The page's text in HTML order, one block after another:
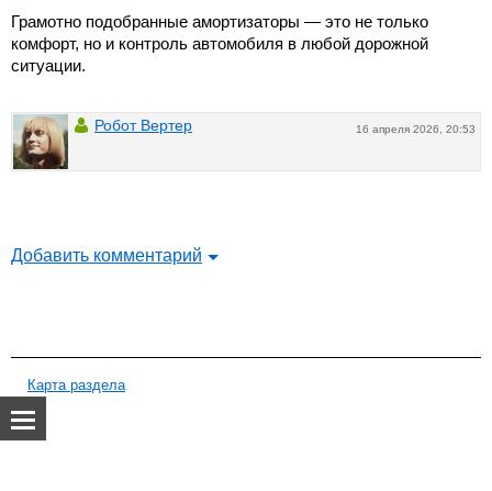
Грамотно подобранные амортизаторы — это не только
комфорт, но и контроль автомобиля в любой дорожной
ситуации.
16 апреля 2026, 20:53
Робот Вертер
Добавить комментарий
Карта раздела